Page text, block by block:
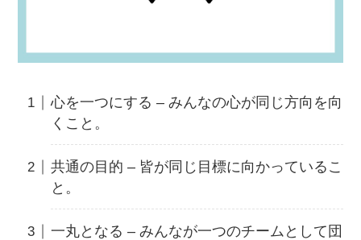
心を一つにする – みんなの心が同じ方向を向
くこと。
共通の目的 – 皆が同じ目標に向かっているこ
と。
一丸となる – みんなが一つのチームとして団